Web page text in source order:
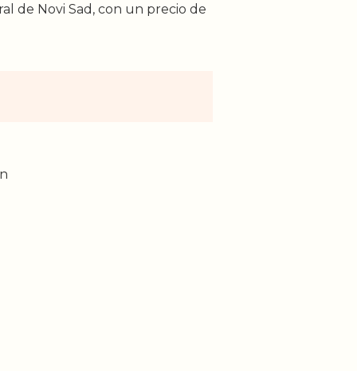
de Novi Sad, con un precio de